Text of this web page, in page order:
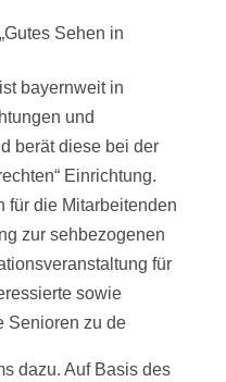
Sehen in
bayernweit in
und
berät diese bei der
Einrichtung.
für die Mitarbeitenden
zur sehbezogenen
für
sowie
Senioren zu de
dazu. Auf Basis des